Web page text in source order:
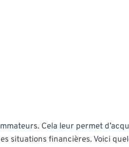
Cela leur permet
situations financières. Voici